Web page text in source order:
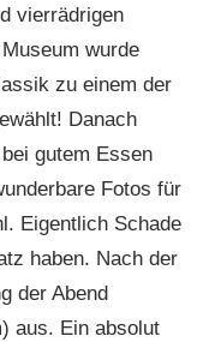
vierrädrigen
wurde
zu einem der
Danach
gutem Essen
Fotos für
Eigentlich Schade
haben. Nach der
der Abend
aus. Ein absolut